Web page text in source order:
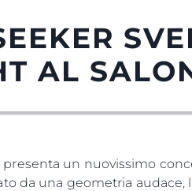
AL
un nuovissimo
da una geometria